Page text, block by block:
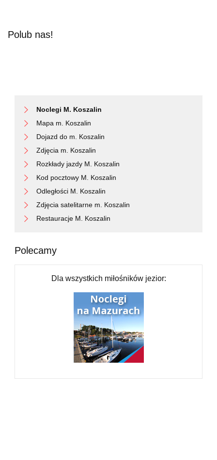
Polub nas!
Noclegi M. Koszalin
Mapa m. Koszalin
Dojazd do m. Koszalin
Zdjęcia m. Koszalin
Rozkłady jazdy M. Koszalin
Kod pocztowy M. Koszalin
Odległości M. Koszalin
Zdjęcia satelitarne m. Koszalin
Restauracje M. Koszalin
Polecamy
Dla wszystkich miłośników jezior: